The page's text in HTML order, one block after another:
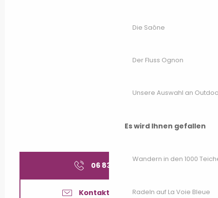
Die Saône
Der Fluss Ognon
Unsere Auswahl an
Es wird Ihnen gefallen
Wandern in den 1000
Radeln auf La Voie Bleue
06 83 24 46
Kontaktieren Sie uns